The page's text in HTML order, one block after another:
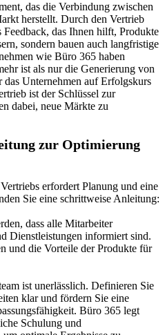
das die Verbindung zwischen
herstellt. Durch den Vertrieb
das Ihnen hilft, Produkte
sondern bauen auch langfristige
wie Büro 365 haben
ist als nur die Generierung von
das Unternehmen auf Erfolgskurs
ist der Schlüssel zur
dabei, neue Märkte zu
zur Optimierung
erfordert Planung und eine
Sie eine schrittweise Anleitung:
dass alle Mitarbeiter
Dienstleistungen informiert sind.
und die Vorteile der Produkte für
ist unerlässlich. Definieren Sie
klar und fördern Sie eine
Büro 365 legt
Schulung und